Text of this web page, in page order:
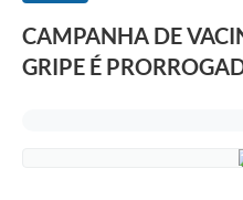
Transparência
CAMPANHA DE
GRIPE É